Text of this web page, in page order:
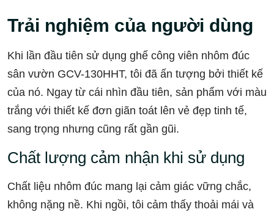
Trải nghiệm của người dùng
Khi lần đầu tiên sử dụng ghế công viên nhôm đúc
sân vườn GCV-130HHT, tôi đã ấn tượng bởi thiết kế
của nó. Ngay từ cái nhìn đầu tiên, sản phẩm với màu
trắng với thiết kế đơn giãn toát lên vẻ đẹp tinh tế,
sang trọng nhưng cũng rất gần gũi.
Chất lượng cảm nhận khi sử dụng
Chất liệu nhôm đúc mang lại cảm giác vững chắc,
không nặng nề. Khi ngồi, tôi cảm thấy thoải mái và